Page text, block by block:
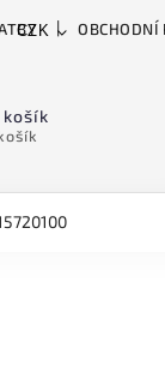
OBCHODNÍ
CZK
košík